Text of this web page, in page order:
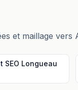
et maillage vers
SEO Longueau